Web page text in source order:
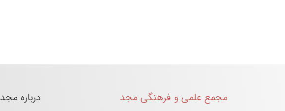
مجمع علمی و فرهنگی مجد درباره مجد